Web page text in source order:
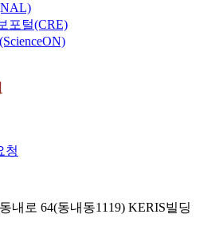
포털(CRE)
청
내로 64(동내동1119) KERIS빌딩